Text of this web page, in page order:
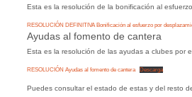
Esta es la resolución de la bonificación al
RESOLUCIÓN DEFINITIVA Bonificación al esfuerzo por
Ayudas al fomento de cantera
Esta es la resolución de las ayudas a clubes por
RESOLUCIÓN Ayudas al fomento de cantera Descarga
Puedes consultar el estado de estas y del resto